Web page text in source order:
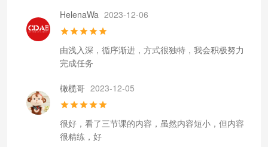
HelenaWa 2023-12-06
由浅入深，循序渐进，方式很独特，我会积极努力
完成任务
橄榄哥 2023-12-05
很好，看了三节课的内容，虽然内容短小，但内容
很精练，好